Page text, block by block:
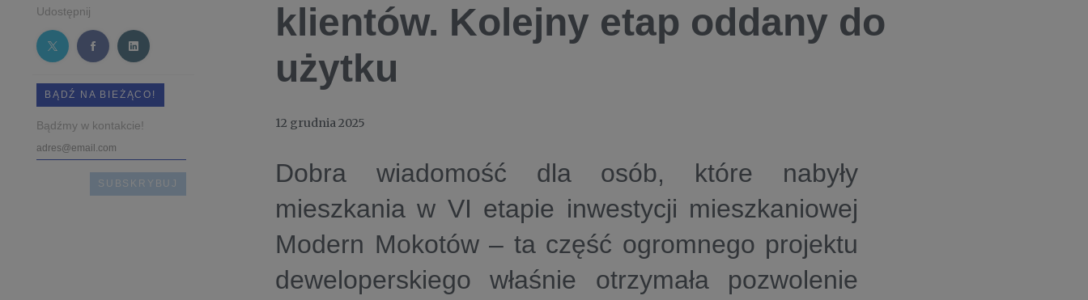
Udostępnij
BĄDŹ NA BIEŻĄCO!
Bądźmy w kontakcie!
klientów. Kolejny etap oddany do
użytku
12 grudnia 2025
Dobra wiadomość dla osób, które nabyły
mieszkania w VI etapie inwestycji mieszkaniowej
Modern Mokotów – ta część ogromnego projektu
deweloperskiego właśnie otrzymała pozwolenie